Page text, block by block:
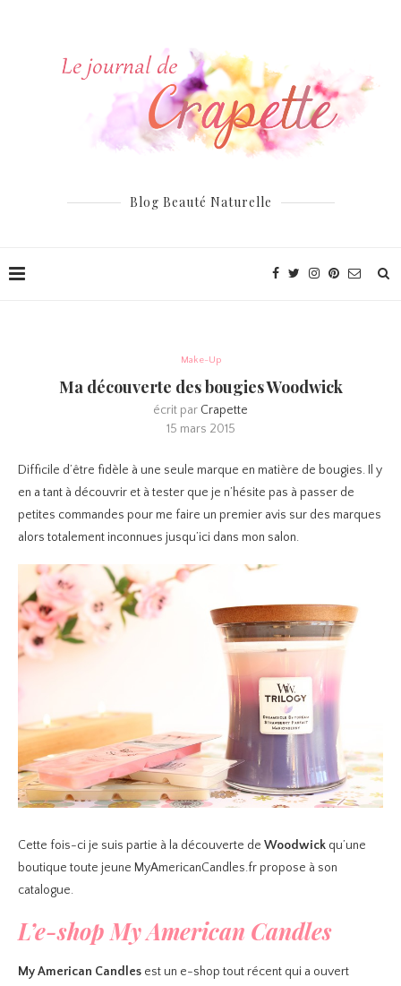
Blog Beauté Naturelle
Make-Up
Ma découverte des bougies Woodwick
écrit par Crapette
15 mars 2015
Difficile d’être fidèle à une seule marque en matière de bougies. Il y
en a tant à découvrir et à tester que je n’hésite pas à passer de
petites commandes pour me faire un premier avis sur des marques
alors totalement inconnues jusqu’ici dans mon salon.
Cette fois-ci je suis partie à la découverte de Woodwick qu’une
boutique toute jeune MyAmericanCandles.fr propose à son
catalogue.
L’e-shop My American Candles
My American Candles est un e-shop tout récent qui a ouvert